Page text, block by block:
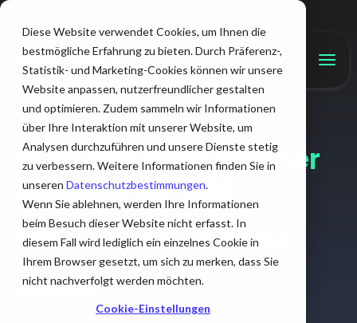
Diese Website verwendet Cookies, um Ihnen die
bestmögliche Erfahrung zu bieten. Durch Präferenz-,
Statistik- und Marketing-Cookies können wir unsere
Website anpassen, nutzerfreundlicher gestalten
und optimieren. Zudem sammeln wir Informationen
über Ihre Interaktion mit unserer Website, um
Analysen durchzuführen und unsere Dienste stetig
zu verbessern. Weitere Informationen finden Sie in
unseren Datenschutzbestimmungen.
Wenn Sie ablehnen, werden Ihre Informationen
beim Besuch dieser Website nicht erfasst. In
diesem Fall wird lediglich ein einzelnes Cookie in
Ihrem Browser gesetzt, um sich zu merken, dass Sie
nicht nachverfolgt werden möchten.
Cookie-Einstellungen
HubSpot Gold Partner
Agentur für B2B
Mehr qualifizierte Leads und
messbares Wachstum mit
HubSpot.